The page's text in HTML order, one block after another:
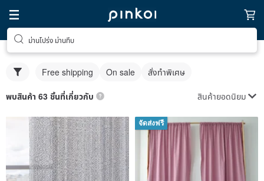
ม่านโปร่ง ม่านทึบ
Free shipping On sale สั่งทำพิเศษ
พบสินค้า 63 ชิ้นที่เกี่ยวกับ สินค้ายอดนิยม
จัดส่งฟรี